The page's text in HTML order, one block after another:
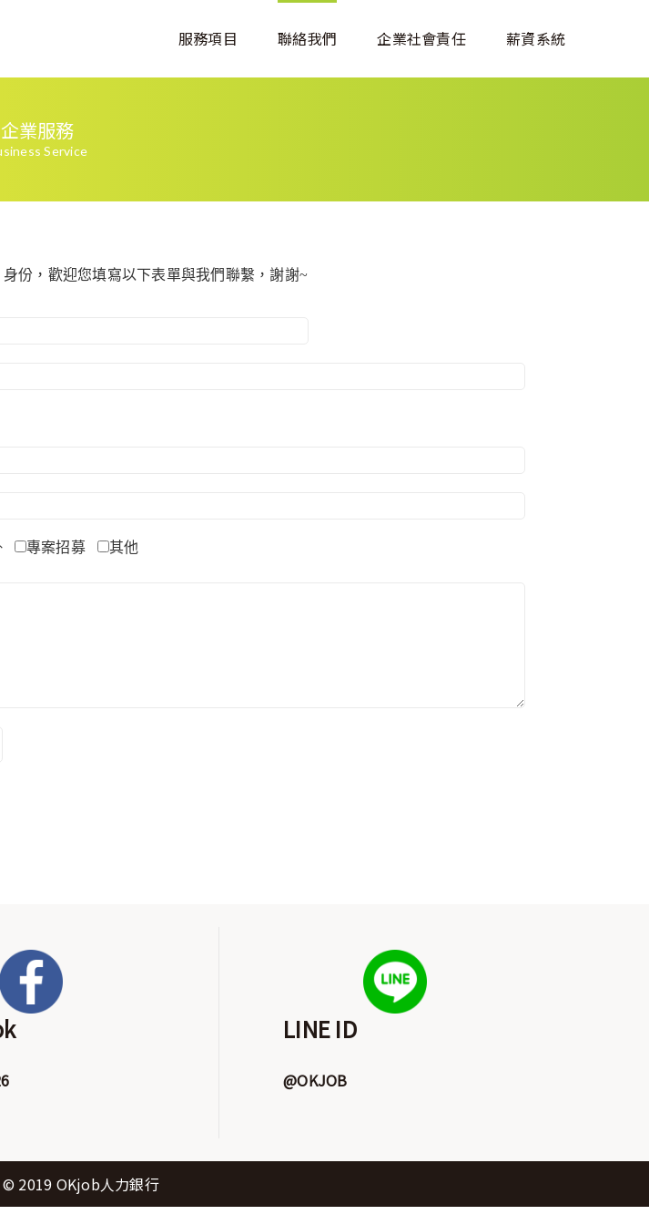
服務項目 聯絡我們 企業社會責任 薪資系統
企業服務
Service
份，歡迎您填寫以下表單與我們聯繫，謝謝~
專案招募 其他
LINE ID
@OKJOB
© 2019 OKjob人力銀行